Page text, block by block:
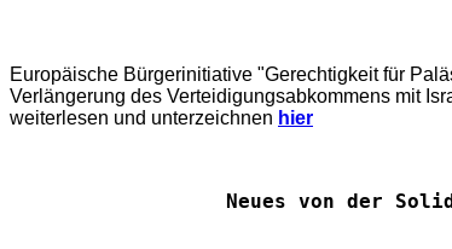
Europäische Bürgerinitiative "Gerechtigkeit für
Verlängerung des Verteidigungsabkommens mit
weiterlesen und unterzeichnen hier
Neues von der